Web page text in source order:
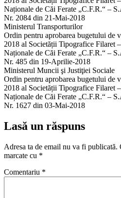
Naționale de Căi Ferate „C.F.R.“ –
Nr. 2084 din 21-Mai-2018
Ministerul Transporturilor
Ordin pentru aprobarea bugetului de
2018 al Societății Tipografice Filaret
Naționale de Căi Ferate „C.F.R.“ –
Nr. 485 din 19-Aprilie-2018
Ministerul Muncii şi Justiţiei Sociale
Ordin pentru aprobarea bugetului de
2018 al Societății Tipografice Filaret
Naționale de Căi Ferate „C.F.R.“ –
Nr. 1627 din 03-Mai-2018
Lasă un răspuns
Adresa ta de email nu va fi publicată.
marcate cu *
Comentariu *